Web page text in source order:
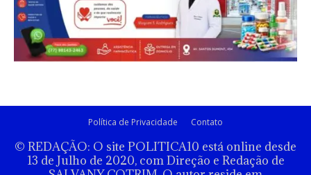
Política de Privacidade Contato
© REDAÇÃO: O site POLITICA10 está online desde
13 de Julho de 2020, com Direção e Redação de